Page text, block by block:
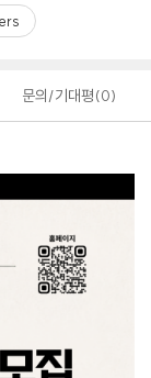
문의/기대평 0